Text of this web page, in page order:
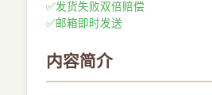
✅发货失败双倍赔偿
✅邮箱即时发送
内容简介